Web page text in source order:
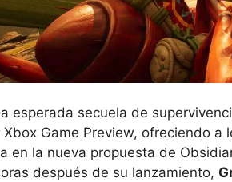
esperada secuela de
Xbox Game Preview, ofreciendo
en la nueva propuesta de
después de su lanzamiento,